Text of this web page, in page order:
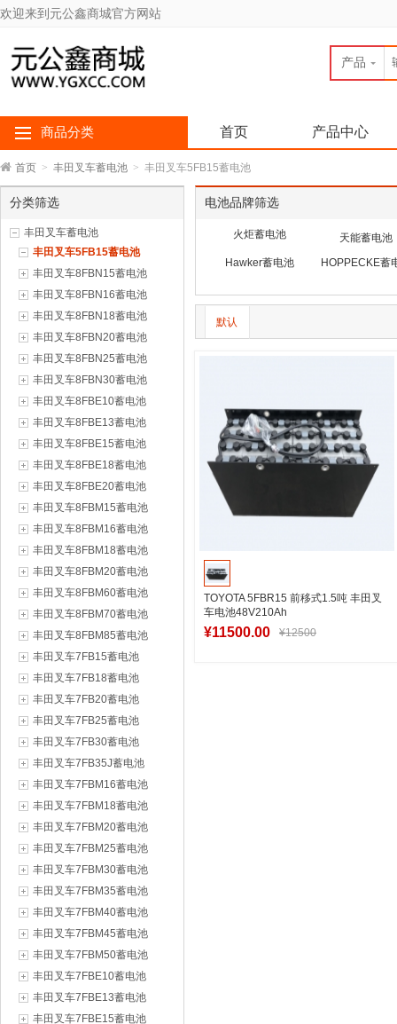
欢迎来到元公鑫商城官方网站
产品
商品分类 首页 产品中心
首页 > 丰田叉车蓄电池 > 丰田叉车5FB15蓄电池
分类筛选
丰田叉车蓄电池
丰田叉车5FB15蓄电池
丰田叉车8FBN15蓄电池
丰田叉车8FBN16蓄电池
丰田叉车8FBN18蓄电池
丰田叉车8FBN20蓄电池
丰田叉车8FBN25蓄电池
丰田叉车8FBN30蓄电池
丰田叉车8FBE10蓄电池
丰田叉车8FBE13蓄电池
丰田叉车8FBE15蓄电池
丰田叉车8FBE18蓄电池
丰田叉车8FBE20蓄电池
丰田叉车8FBM15蓄电池
丰田叉车8FBM16蓄电池
丰田叉车8FBM18蓄电池
丰田叉车8FBM20蓄电池
丰田叉车8FBM60蓄电池
丰田叉车8FBM70蓄电池
丰田叉车8FBM85蓄电池
丰田叉车7FB15蓄电池
丰田叉车7FB18蓄电池
丰田叉车7FB20蓄电池
丰田叉车7FB25蓄电池
丰田叉车7FB30蓄电池
丰田叉车7FB35J蓄电池
丰田叉车7FBM16蓄电池
丰田叉车7FBM18蓄电池
丰田叉车7FBM20蓄电池
丰田叉车7FBM25蓄电池
丰田叉车7FBM30蓄电池
丰田叉车7FBM35蓄电池
丰田叉车7FBM40蓄电池
丰田叉车7FBM45蓄电池
丰田叉车7FBM50蓄电池
丰田叉车7FBE10蓄电池
丰田叉车7FBE13蓄电池
丰田叉车7FBE15蓄电池
电池品牌筛选
火炬蓄电池
天能蓄电池
Hawker蓄电池
HOPPECKE蓄
默认
TOYOTA 5FBR15 前移式1.5吨 丰田叉
车电池48V210Ah
¥11500.00 ¥12500